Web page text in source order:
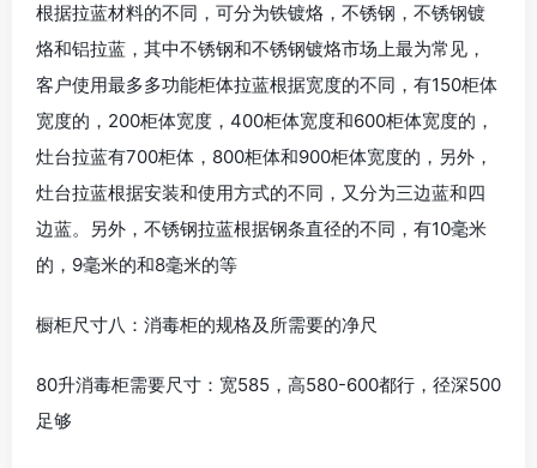
根据拉蓝材料的不同，可分为铁镀烙，不锈钢，不锈钢镀
烙和铝拉蓝，其中不锈钢和不锈钢镀烙市场上最为常见，
客户使用最多多功能柜体拉蓝根据宽度的不同，有150柜体
宽度的，200柜体宽度，400柜体宽度和600柜体宽度的，
灶台拉蓝有700柜体，800柜体和900柜体宽度的，另外，
灶台拉蓝根据安装和使用方式的不同，又分为三边蓝和四
边蓝。另外，不锈钢拉蓝根据钢条直径的不同，有10毫米
的，9毫米的和8毫米的等
橱柜尺寸八：消毒柜的规格及所需要的净尺
80升消毒柜需要尺寸：宽585，高580-600都行，径深500
足够